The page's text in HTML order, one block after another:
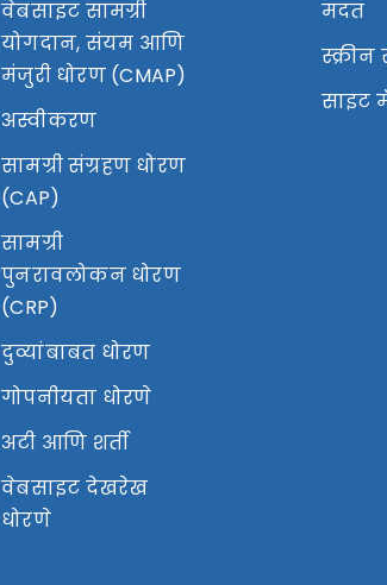
वेबसाइट सामग्री
योगदान, संयम आणि
मंजुरी धोरण (CMAP)
अस्वीकरण
सामग्री संग्रहण धोरण
(CAP)
सामग्री
पुनरावलोकन धोरण
(CRP)
दुव्यांबाबत धोरण
गोपनीयता धोरणे
अटी आणि शर्ती
वेबसाइट देखरेख
धोरणे
मदत
स्क्रीन
साइट